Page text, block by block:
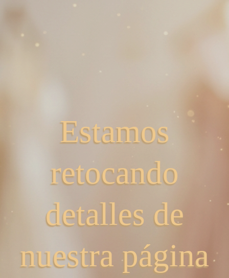
Estamos
retocando
detalles de
nuestra página